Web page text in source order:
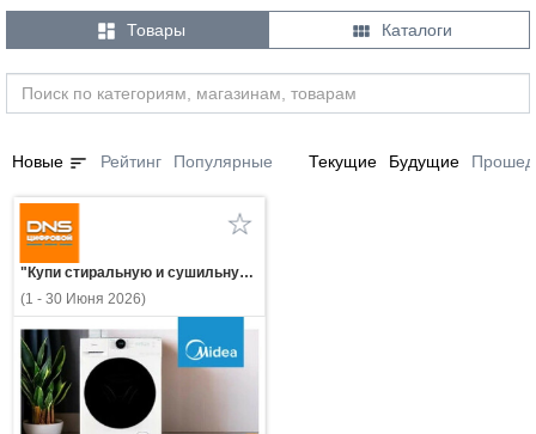
 Товары  Каталоги
Новые sort Рейтинг Популярные Текущие Будущие
"Купи стиральную и сушильную машины с соединительным элементом Midea — получи скидку 20%!"
(1 - 30 Июня 2026)